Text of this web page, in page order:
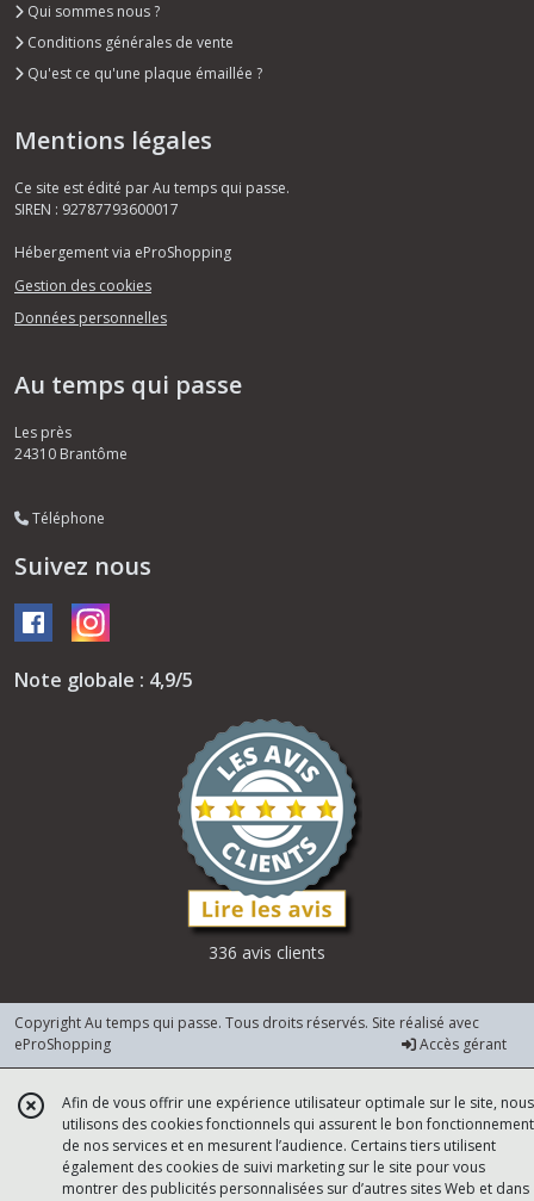
Qui sommes nous ?
Conditions générales de vente
Qu'est ce qu'une plaque émaillée ?
Mentions légales
Ce site est édité par Au temps qui passe.
SIREN : 92787793600017
Hébergement via eProShopping
Gestion des cookies
Données personnelles
Au temps qui passe
Les près
24310 Brantôme
Téléphone
Suivez nous
Note globale : 4,9/5
336 avis clients
Copyright Au temps qui passe. Tous droits réservés. Site réalisé avec
eProShopping
Accès gérant
Afin de vous offrir une expérience utilisateur optimale sur le site, nous
utilisons des cookies fonctionnels qui assurent le bon fonctionnement
de nos services et en mesurent l’audience. Certains tiers utilisent
également des cookies de suivi marketing sur le site pour vous
montrer des publicités personnalisées sur d’autres sites Web et dans